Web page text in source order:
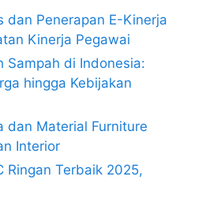
dan Penerapan E-Kinerja
Kinerja Pegawai
Sampah di Indonesia:
hingga Kebijakan
dan Material Furniture
Interior
Ringan Terbaik 2025,